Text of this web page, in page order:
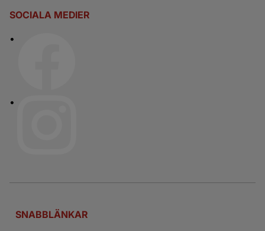
SOCIALA MEDIER
SNABBLÄNKAR